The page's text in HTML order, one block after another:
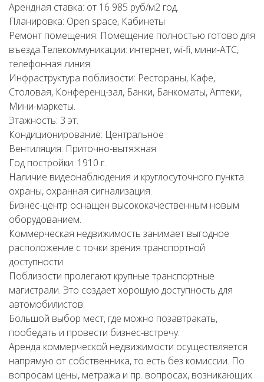
Арендная ставка: от 16 985 руб/м2 год.
Планировка: Open space, Кабинеты
Ремонт помещения: Помещение полностью готово для
въезда.Телекоммуникации: интернет, wi-fi, мини-АТС,
телефонная линия.
Инфраструктура поблизости: Рестораны, Кафе,
Столовая, Конференц-зал, Банки, Банкоматы, Аптеки,
Мини-маркеты.
Этажность: 3 эт.
Кондиционирование: Центральное
Вентиляция: Приточно-вытяжная
Год постройки: 1910 г.
Наличие видеонаблюдения и круглосуточного пункта
охраны, охранная сигнализация.
Бизнес-центр оснащен высококачественным новым
оборудованием.
Коммерческая недвижимость занимает выгодное
расположение с точки зрения транспортной
доступности.
Поблизости пролегают крупные транспортные
магистрали. Это создает хорошую доступность для
автомобилистов.
Большой выбор мест, где можно позавтракать,
пообедать и провести бизнес-встречу.
Аренда коммерческой недвижимости осуществляется
напрямую от собственника, то есть без комиссии. По
вопросам цены, метража и пр. вопросах, возникающих